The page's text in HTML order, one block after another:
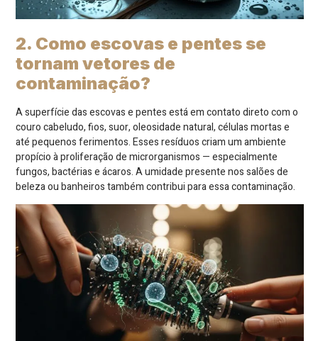
2. Como escovas e pentes se
tornam vetores de
contaminação?
A superfície das escovas e pentes está em contato direto com o
couro cabeludo, fios, suor, oleosidade natural, células mortas e
até pequenos ferimentos. Esses resíduos criam um ambiente
propício à proliferação de microrganismos — especialmente
fungos, bactérias e ácaros. A umidade presente nos salões de
beleza ou banheiros também contribui para essa contaminação.